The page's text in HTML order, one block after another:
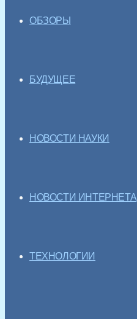
ОБЗОРЫ
БУДУЩЕЕ
НОВОСТИ НАУКИ
НОВОСТИ ИНТЕРНЕТА
ТЕХНОЛОГИИ